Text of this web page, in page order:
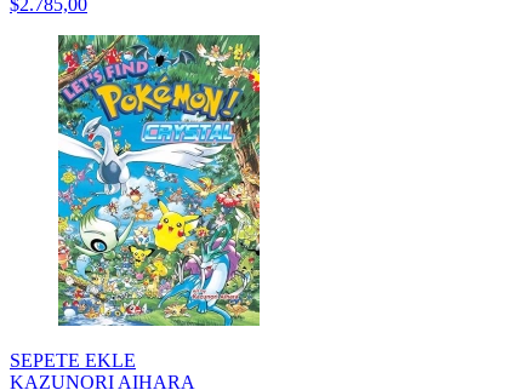
SEPETE EKLE
KAZUNORI AIHARA